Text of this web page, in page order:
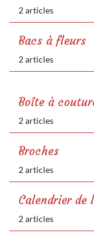
2 articles
Bacs à fleurs
2 articles
Boîte à
2 articles
Broches
2 articles
Calendrier de
2 articles